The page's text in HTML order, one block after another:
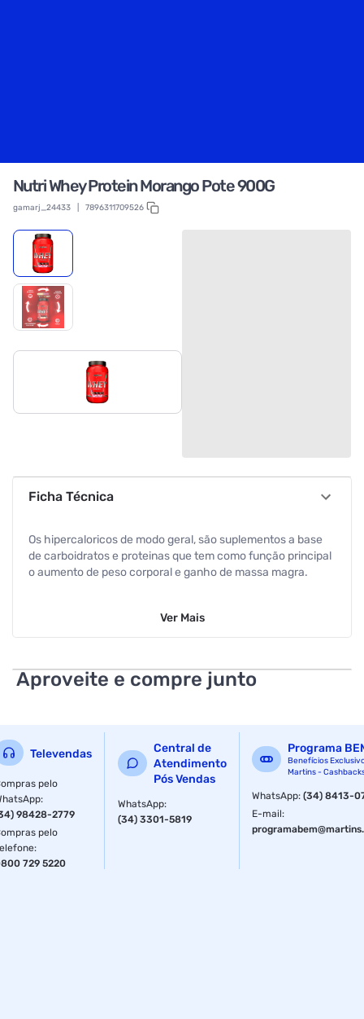
Nutri Whey Protein Morango Pote 900G
gamarj_24433 7896311709526
Ficha Técnica
Os hipercaloricos de modo geral, são suplementos a base
de carboidratos e proteinas que tem como função principal
o aumento de peso corporal e ganho de massa magra.
NUTRIWHEY Protein e um hipercalorico diferenciado, pois
relacionadas a recuperação e ganho de massa muscular,
essas proteinas contribuem com o aporte de aminoacidos
no periodo pos treino.
Nutri Whey Protein Integralmedica esta disponivel em 4
sabores e nas versões pote com 900g e Pouch com 900 g
e 1,8 kg.
Especificações
Tipo
Ver Mais
Aproveite e compre junto
Televendas
pelo
:
98428-2779
pelo
:
729 5220
Central de
Atendimento
Pós Vendas
WhatsApp:
(34) 3301-5819
Programa
Benefícios
Martins -
WhatsApp:(34) 8413-
E-mail: